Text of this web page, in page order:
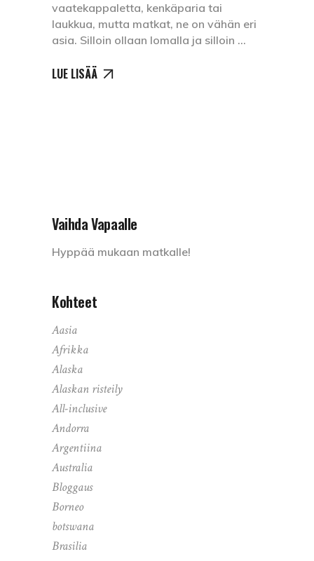
vaatekappaletta, kenkäparia tai
laukkua, mutta matkat, ne on vähän eri
asia. Silloin ollaan lomalla ja silloin
LUE LISÄÄ
Vaihda Vapaalle
Hyppää mukaan matkalle!
Kohteet
Aasia
Afrikka
Alaska
Alaskan risteily
All-inclusive
Andorra
Argentiina
Australia
Bloggaus
Borneo
botswana
Brasilia